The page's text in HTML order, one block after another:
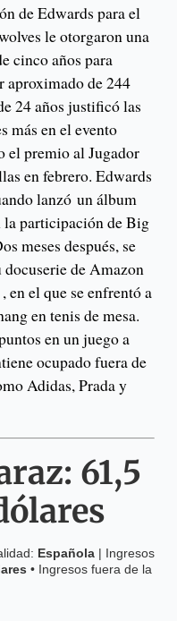
de Edwards para el
le otorgaron una
cinco años para
aproximado de 244
24 años justificó las
más en el evento
el premio al Jugador
en febrero. Edwards
lanzó un álbum
la participación de Big
meses después, se
de Amazon
, en el que se enfrentó a
en tenis de mesa.
en un juego a
ocupado fuera de
Adidas, Prada y
: 61,5
Española | Ingresos
• Ingresos fuera de la